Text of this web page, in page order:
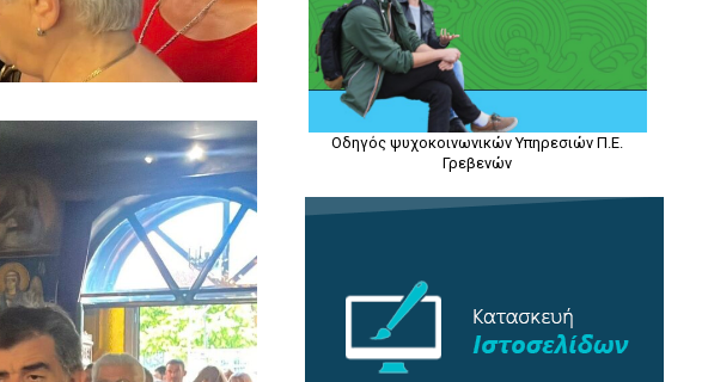
Οδηγός ψυχοκοινωνικών Υπηρεσιών Π.Ε.
Γρεβενών